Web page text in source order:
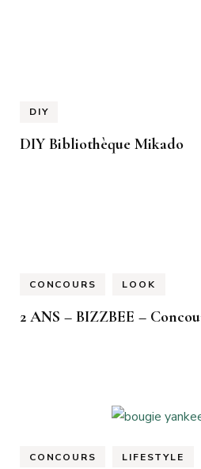
DIY
DIY Bibliothèque Mikado
CONCOURS LOOK
2 ANS – BIZZBEE –
CONCOURS LIFESTYLE